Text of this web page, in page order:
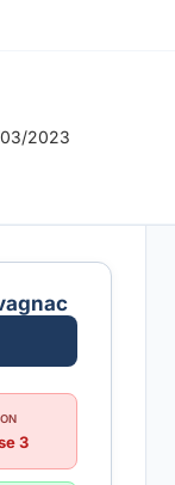
2023
3